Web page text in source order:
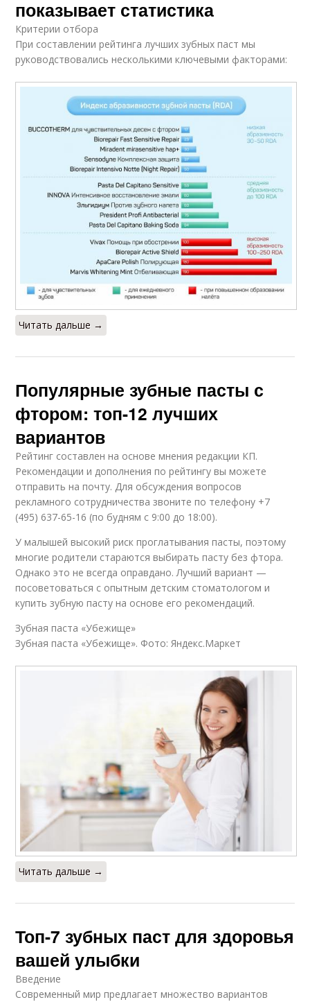
показывает статистика
Критерии отбора
При составлении рейтинга лучших зубных паст мы
руководствовались несколькими ключевыми факторами:
Читать дальше →
Популярные зубные пасты с
фтором: топ-12 лучших
вариантов
Рейтинг составлен на основе мнения редакции КП.
Рекомендации и дополнения по рейтингу вы можете
отправить на почту. Для обсуждения вопросов
рекламного сотрудничества звоните по телефону +7
(495) 637-65-16 (по будням с 9:00 до 18:00).
У малышей высокий риск проглатывания пасты, поэтому
многие родители стараются выбирать пасту без фтора.
Однако это не всегда оправдано. Лучший вариант —
посоветоваться с опытным детским стоматологом и
купить зубную пасту на основе его рекомендаций.
Зубная паста «Убежище»
Зубная паста «Убежище». Фото: Яндекс.Маркет
Читать дальше →
Топ-7 зубных паст для здоровья
вашей улыбки
Введение
Современный мир предлагает множество вариантов